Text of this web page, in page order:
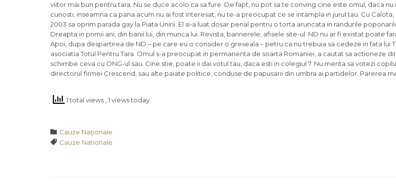
viitor mai bun pentru tara. Nu se duce acolo ca sa fure. De fapt, nu pot sa te conving cine este omul, daca nu
cunosti, inseamna ca pana acum nu ai fost interesat, nu te-a preocupat ce se intampla in jurul tau. Cu
2003 sa oprim parada gay la Piata Unirii. El si-a luat dosar penal pentru o torta aruncata in randurile
Dreapta in primii ani, din banii lui, din munca lui. Revista, bannerele, afisele site-ul ND nu ar fi existat poate
Apoi, dupa despartirea de ND – pe care eu o consider o greseala – petru ca nu trebuia sa cedeze in fata lui
asociatia Totul Pentru Tara. Omul s-a preocupat in permanenta de soarta Romaniei, a cautat sa actioneze
schimbe ceva cu ONG-ul sau. Cine stie, poate ii dai votul tau, daca esti in colegiul 7. Nu merita sa votezi
directorul firmei Crescend, sau alte paiate politice, conduse de papusarii din umbra ai partidelor. Parerea
1 total views , 1 views today
 Category
Cauze Naţionale
 Tags
Cauze Nationale